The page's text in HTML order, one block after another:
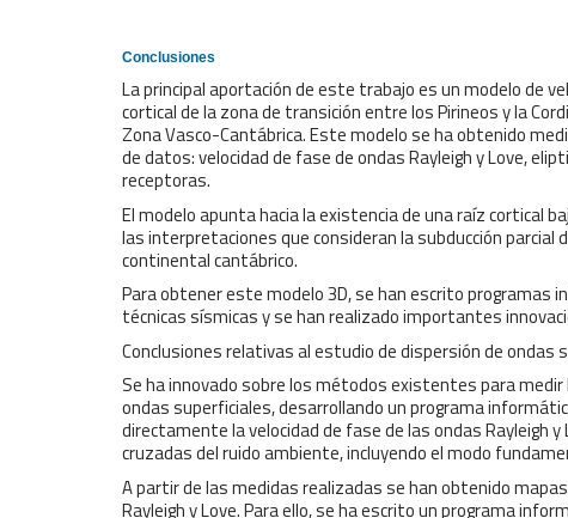
Conclusiones
La principal aportación de este trabajo es un modelo de
cortical de la zona de transición entre los Pirineos y la
Zona Vasco-Cantábrica. Este modelo se ha obtenido
de datos: velocidad de fase de ondas Rayleigh y Love,
receptoras.
El modelo apunta hacia la existencia de una raíz cortical
las interpretaciones que consideran la subducción parcial
continental cantábrico.
Para obtener este modelo 3D, se han escrito
técnicas sísmicas y se han realizado importantes
Conclusiones relativas al estudio de dispersión de ondas
Se ha innovado sobre los métodos existentes para medir
ondas superficiales, desarrollando un programa
directamente la velocidad de fase de las ondas Rayleigh
cruzadas del ruido ambiente, incluyendo el modo
A partir de las medidas realizadas se han obtenido
Rayleigh y Love. Para ello, se ha escrito un programa